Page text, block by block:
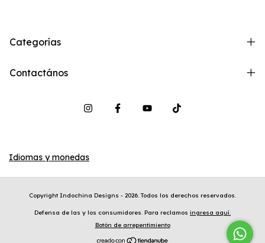
Categorías
Contactános
Idiomas y monedas
Copyright Indochina Designs - 2026. Todos los derechos reservados.
Defensa de las y los consumidores. Para reclamos ingresa aquí.
Botón de arrepentimiento